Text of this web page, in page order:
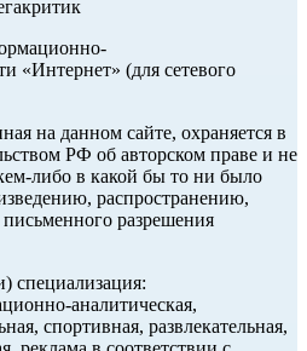
«Интернет» (для сетевого
на данном сайте, охраняется в
РФ об авторском праве и не
либо в какой бы то ни было
распространению,
письменного разрешения
специализация:
аналитическая,
спортивная, развлекательная,